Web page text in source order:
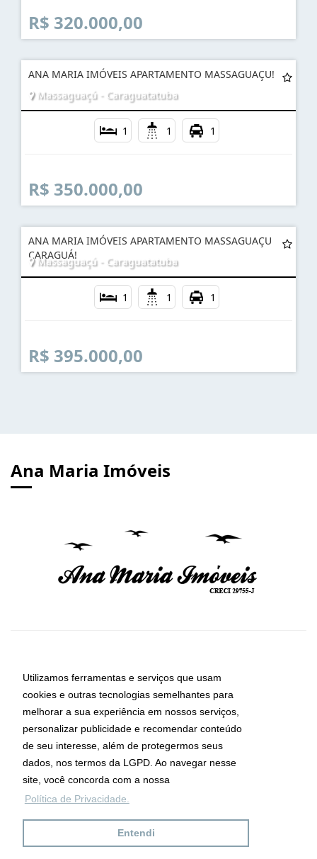
Utilizamos ferramentas e serviços que usam
cookies e outras tecnologias semelhantes para
melhorar a sua experiência em nossos serviços,
personalizar publicidade e recomendar conteúdo
de seu interesse, além de protegermos seus
dados, nos termos da LGPD. Ao navegar nesse
site, você concorda com a nossa
Política de Privacidade.
Entendi
R$ 320.000,00
ANA MARIA IMÓVEIS APARTAMENTO MASSAGUAÇU!
Massaguaçú - Caraguatatuba
1 1 1
R$ 350.000,00
ANA MARIA IMÓVEIS APARTAMENTO MASSAGUAÇU
CARAGUÁ!
Massaguaçú - Caraguatatuba
1 1 1
R$ 395.000,00
Ana Maria Imóveis
CRECI: 29755-J
Informações de Contato
Ana Maria Imóveis
Av. Maria de Lourdes da Silva Kfouri, Nº7
CEP: 11667-000